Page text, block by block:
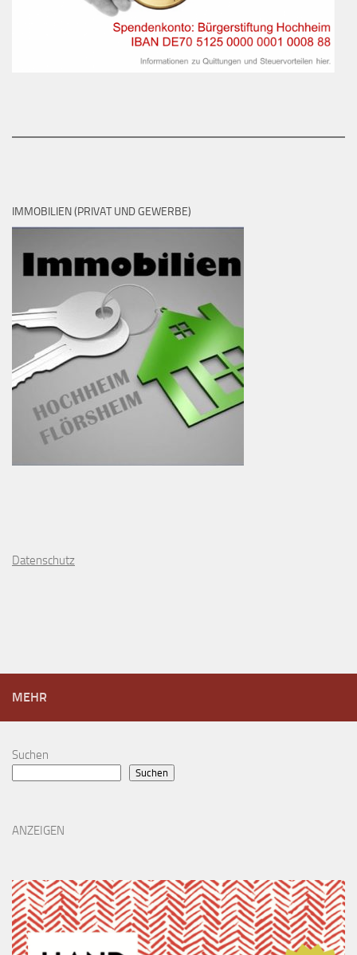
IMMOBILIEN (PRIVAT UND GEWERBE)
Datenschutz
MEHR
Suchen
Suchen
ANZEIGEN